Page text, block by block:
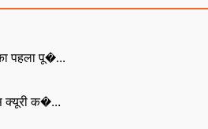
पहला पू�...
क्यूरी क�...